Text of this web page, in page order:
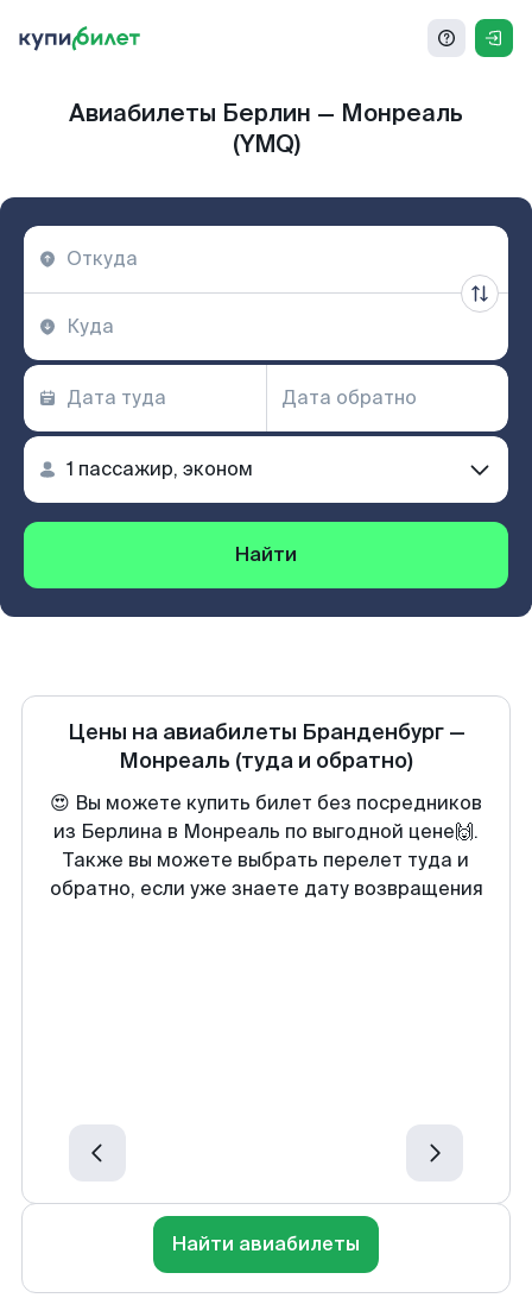
Авиабилеты Берлин — Монреаль
(YMQ)
Найти
Цены на авиабилеты Бранденбург—
Монреаль (туда и обратно)
😍 Вы можете купить билет без посредников
из Берлина в Монреаль по выгодной цене🙌.
Также вы можете выбрать перелет туда и
обратно, если уже знаете дату возвращения
Найти авиабилеты